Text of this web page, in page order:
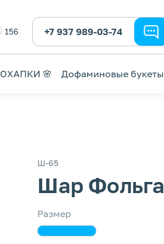
156 +7 937 989-03-74
ОХАПКИ 🌸 Дофаминовые
Ш-65
Шар
Размер